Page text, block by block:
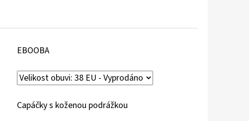
EBOOBA
Capáčky s koženou podrážkou